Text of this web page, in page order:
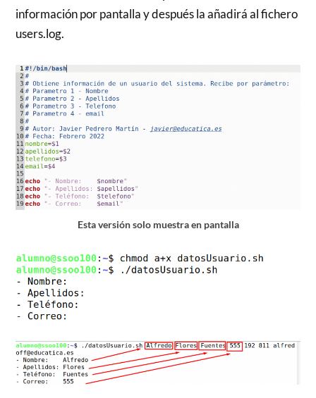
información por pantalla y después la añadirá al fichero
users.log.
Esta versión solo muestra en pantalla